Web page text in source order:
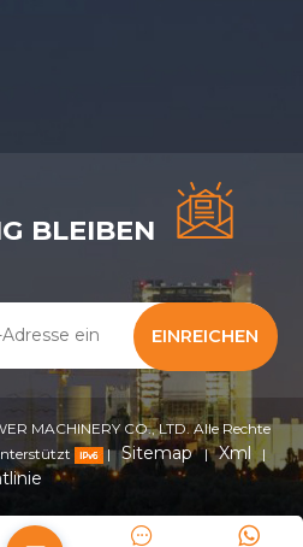
BLEIBEN
EINREICHEN
MACHINERY CO., LTD. Alle Rechte
| Sitemap | Xml |